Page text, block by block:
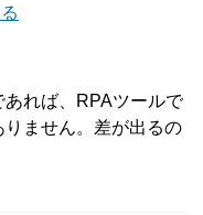
れば、RPAツールで
ません。差が出るの